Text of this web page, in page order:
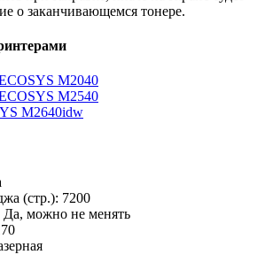
о заканчивающемся тонере.
M2040
M2540
M2640idw
(стр.): 7200
можно не менять